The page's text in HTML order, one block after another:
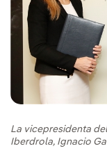
La vicepresidenta
Iberdrola, Ignacio